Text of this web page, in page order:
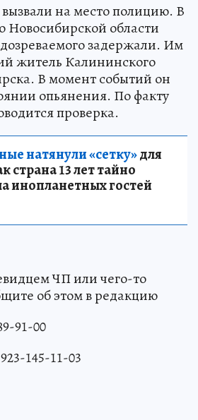
на место полицию. В
области
задержали. Им
житель Калининского
В момент событий он
опьянения. По факту
проверка.
натянули «сетку»для
страна 13 лет тайно
инопланетных гостей
ЧП или чего-то
об этом в редакцию
91-00
145-11-03